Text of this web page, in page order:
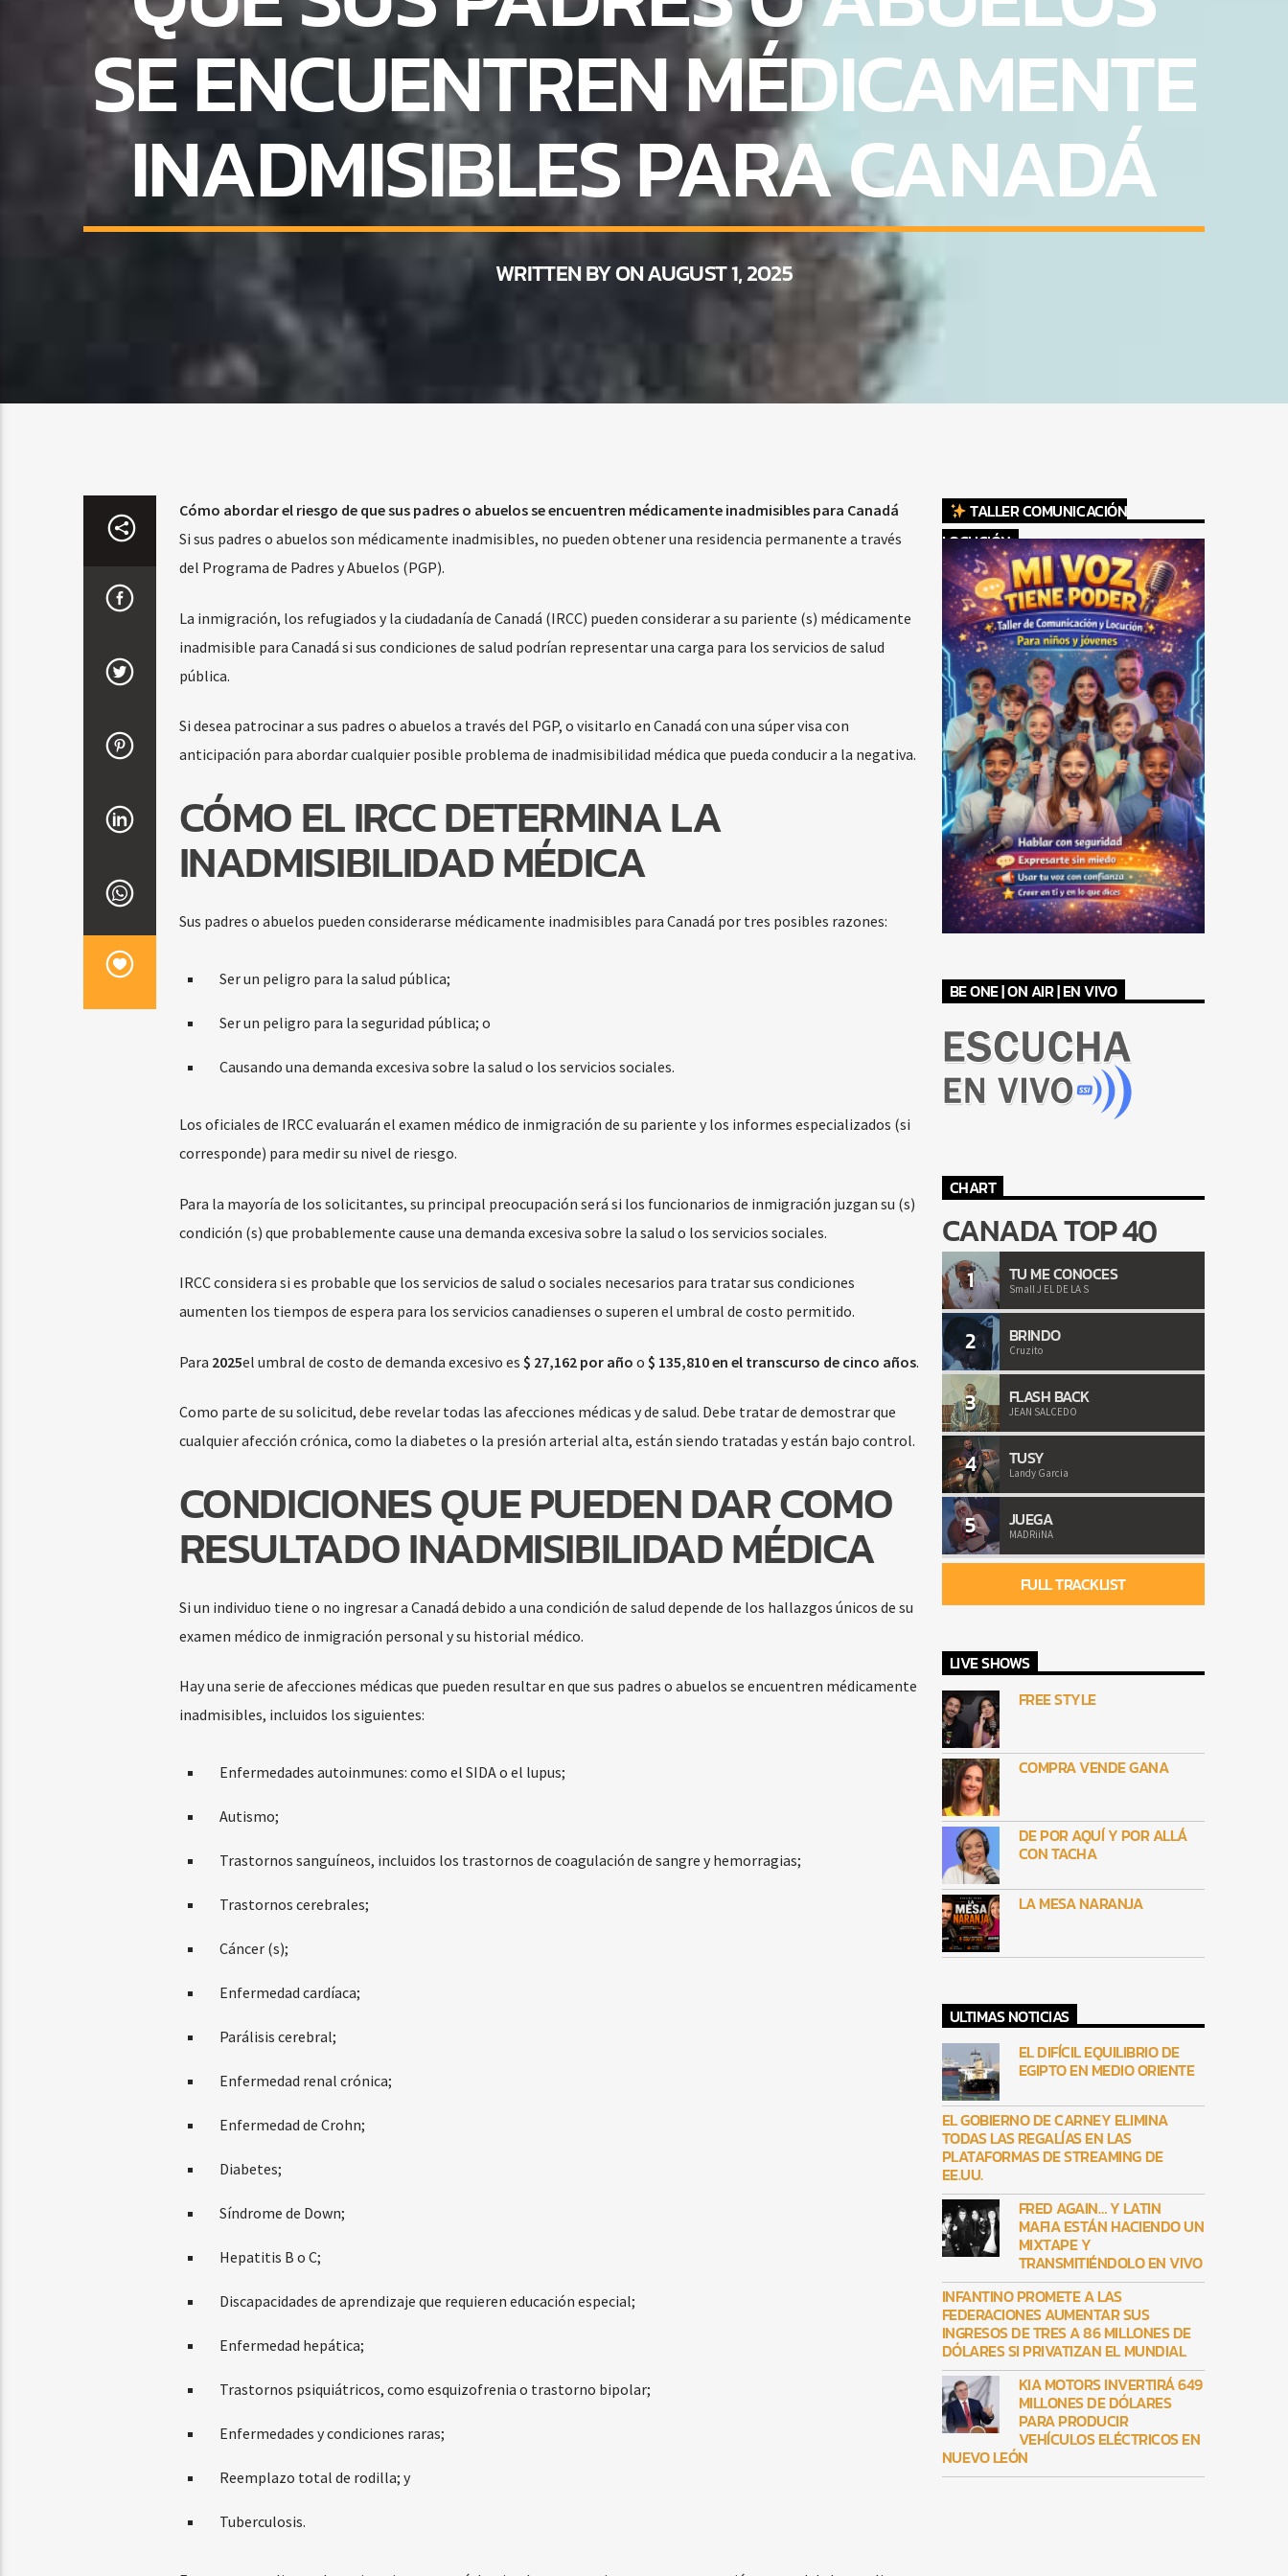
SE ENCUENTREN MÉDICAMENTE
INADMISIBLES PARA CANADÁ
WRITTEN BY ON AUGUST 1, 2025
Cómo abordar el riesgo de que sus padres o abuelos se encuentren médicamente inadmisibles para Canadá
Si sus padres o abuelos son médicamente inadmisibles, no pueden obtener una residencia permanente a través
del Programa de Padres y Abuelos (PGP).
La inmigración, los refugiados y la ciudadanía de Canadá (IRCC) pueden considerar a su pariente (s) médicamente
inadmisible para Canadá si sus condiciones de salud podrían representar una carga para los servicios de salud
pública.
Si desea patrocinar a sus padres o abuelos a través del PGP, o visitarlo en Canadá con una súper visa con
anticipación para abordar cualquier posible problema de inadmisibilidad médica que pueda conducir a la negativa.
CÓMO EL IRCC DETERMINA LA
INADMISIBILIDAD MÉDICA
Sus padres o abuelos pueden considerarse médicamente inadmisibles para Canadá por tres posibles razones:
Ser un peligro para la salud pública;
Ser un peligro para la seguridad pública; o
Causando una demanda excesiva sobre la salud o los servicios sociales.
Los oficiales de IRCC evaluarán el examen médico de inmigración de su pariente y los informes especializados (si
corresponde) para medir su nivel de riesgo.
Para la mayoría de los solicitantes, su principal preocupación será si los funcionarios de inmigración juzgan su (s)
condición (s) que probablemente cause una demanda excesiva sobre la salud o los servicios sociales.
IRCC considera si es probable que los servicios de salud o sociales necesarios para tratar sus condiciones
aumenten los tiempos de espera para los servicios canadienses o superen el umbral de costo permitido.
Para 2025el umbral de costo de demanda excesivo es $ 27,162 por año o $ 135,810 en el transcurso de cinco años.
Como parte de su solicitud, debe revelar todas las afecciones médicas y de salud. Debe tratar de demostrar que
cualquier afección crónica, como la diabetes o la presión arterial alta, están siendo tratadas y están bajo control.
CONDICIONES QUE PUEDEN DAR COMO
RESULTADO INADMISIBILIDAD MÉDICA
Si un individuo tiene o no ingresar a Canadá debido a una condición de salud depende de los hallazgos únicos de su
examen médico de inmigración personal y su historial médico.
Hay una serie de afecciones médicas que pueden resultar en que sus padres o abuelos se encuentren médicamente
inadmisibles, incluidos los siguientes:
Enfermedades autoinmunes: como el SIDA o el lupus;
Autismo;
Trastornos sanguíneos, incluidos los trastornos de coagulación de sangre y hemorragias;
Trastornos cerebrales;
Cáncer (s);
Enfermedad cardíaca;
Parálisis cerebral;
Enfermedad renal crónica;
Enfermedad de Crohn;
Diabetes;
Síndrome de Down;
Hepatitis B o C;
Discapacidades de aprendizaje que requieren educación especial;
Enfermedad hepática;
Trastornos psiquiátricos, como esquizofrenia o trastorno bipolar;
Enfermedades y condiciones raras;
Reemplazo total de rodilla; y
Tuberculosis.
TALLER COMUNICACIÓN
LOCUCIÓN
BE ONE | ON AIR | EN VIVO
CHART
CANADA TOP 40
1 TU ME CONOCES
Small J EL DE LA S
2 BRINDO
Cruzito
3 FLASH BACK
JEAN SALCEDO
4 TUSY
Landy Garcia
5 JUEGA
MADRiiNA
FULL TRACKLIST
LIVE SHOWS
FREE STYLE
COMPRA VENDE GANA
DE POR AQUÍ Y POR ALLÁ
CON TACHA
LA MESA NARANJA
ULTIMAS NOTICIAS
EL DIFÍCIL EQUILIBRIO DE
EGIPTO EN MEDIO ORIENTE
EL GOBIERNO DE CARNEY ELIMINA
TODAS LAS REGALÍAS EN LAS
PLATAFORMAS DE STREAMING DE
EE.UU.
FRED AGAIN… Y LATIN
MAFIA ESTÁN HACIENDO UN
MIXTAPE Y
TRANSMITIÉNDOLO EN VIVO
INFANTINO PROMETE A LAS
FEDERACIONES AUMENTAR SUS
INGRESOS DE TRES A 86 MILLONES DE
DÓLARES SI PRIVATIZAN EL MUNDIAL
KIA MOTORS INVERTIRÁ 649
MILLONES DE DÓLARES
PARA PRODUCIR
VEHÍCULOS ELÉCTRICOS EN
NUEVO LEÓN